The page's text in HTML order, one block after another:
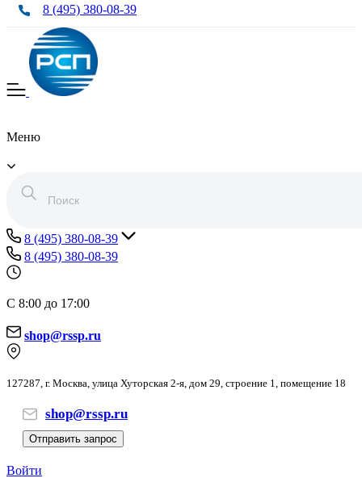
8 (495) 380-08-39
Меню
8 (495) 380-08-39
8 (495) 380-08-39
С 8:00 до 17:00
shop@rssp.ru
127287, г. Москва, улица Хуторская 2-я, дом 29, строение 1, помещение 18
shop@rssp.ru
Отправить запрос
Войти